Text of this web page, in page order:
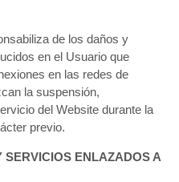
de los daños y
en el Usuario que
en las redes de
la suspensión,
del Website durante la
previo.
SERVICIOS ENLAZADOS A